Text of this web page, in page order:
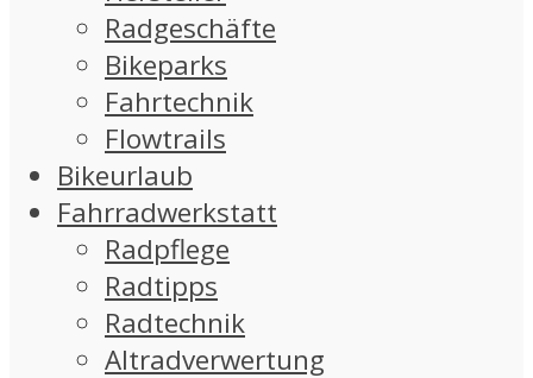
Radgeschäfte
Bikeparks
Fahrtechnik
Flowtrails
Bikeurlaub
Fahrradwerkstatt
Radpflege
Radtipps
Radtechnik
Altradverwertung